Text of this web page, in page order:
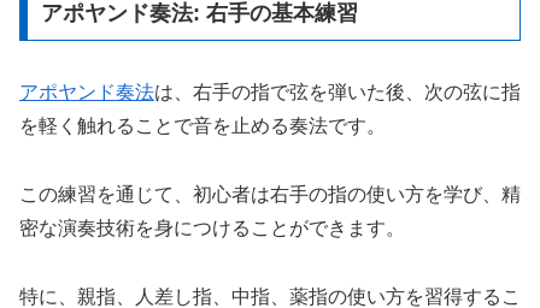
アポヤンド奏法: 右手の基本練習
アポヤンド奏法は、右手の指で弦を弾いた後、次の弦に指
を軽く触れることで音を止める奏法です。
この練習を通じて、初心者は右手の指の使い方を学び、精
密な演奏技術を身につけることができます。
特に、親指、人差し指、中指、薬指の使い方を習得するこ